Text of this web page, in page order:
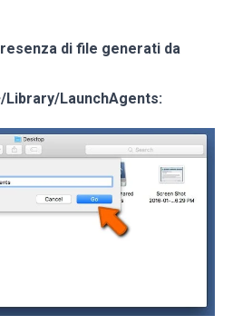
di file generati da
Library/LaunchAgents: